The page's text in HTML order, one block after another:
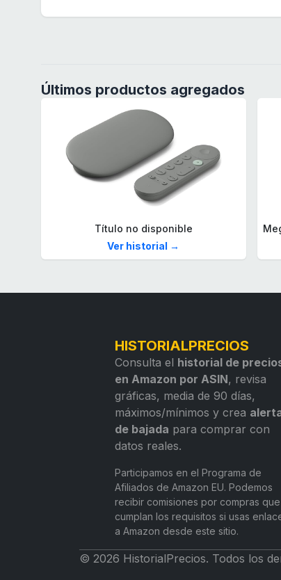
Últimos productos agregados
Título no disponible
Ver historial →
HISTORIALPRECIOS
Consulta el historial de
en Amazon por ASIN, revisa
gráficas, media de 90 días,
máximos/mínimos y crea
de bajada para comprar con
datos reales.
Participamos en el Programa de
Afiliados de Amazon EU. Podemos
recibir comisiones por compras que
cumplan los requisitos si usas
a Amazon desde este sitio.
© 2026 HistorialPrecios. Todos los